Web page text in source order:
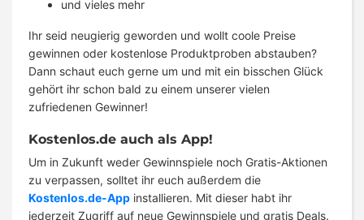
und vieles mehr
Ihr seid neugierig geworden und wollt coole Preise
gewinnen oder kostenlose Produktproben abstauben?
Dann schaut euch gerne um und mit ein bisschen Glück
gehört ihr schon bald zu einem unserer vielen
zufriedenen Gewinner!
Kostenlos.de auch als App!
Um in Zukunft weder Gewinnspiele noch Gratis-Aktionen
zu verpassen, solltet ihr euch außerdem die
Kostenlos.de-App installieren. Mit dieser habt ihr
jederzeit Zugriff auf neue Gewinnspiele und gratis Deals.